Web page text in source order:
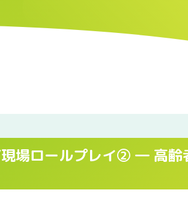
場ロールプレイ② ― 高齢